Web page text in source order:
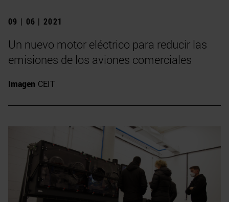
09 | 06 | 2021
Un nuevo motor eléctrico para reducir las
emisiones de los aviones comerciales
Imagen CEIT